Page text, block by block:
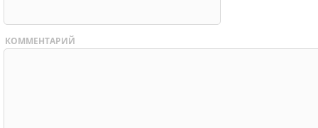
КОММЕНТАРИЙ